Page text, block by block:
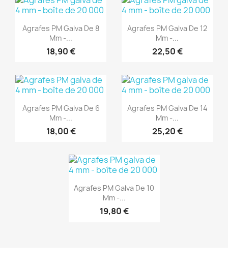
Aperçu rapide
Agrafes PM Galva De 8
Mm -...
18,90 €
(1)
Aperçu rapide
Agrafes PM Galva De 12
Mm -...
22,50 €
(1)
Aperçu rapide
Agrafes PM Galva De 6
Mm -...
18,00 €
(1)
Aperçu rapide
Agrafes PM Galva De 14
Mm -...
25,20 €
(1)
Aperçu rapide
Agrafes PM Galva De 10
Mm -...
19,80 €
(1)